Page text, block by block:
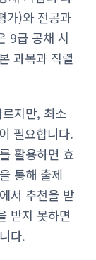
가)와 전공과
9급 공채 시
과목과 직렬
지만, 최소
필요합니다.
활용하면 효
통해 출제
서 추천을 받
받지 못하면
다.